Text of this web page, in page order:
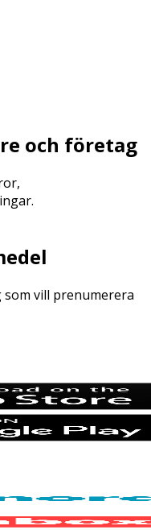
och företag
vill prenumerera